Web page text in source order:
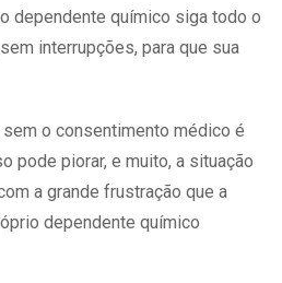
dependente químico siga todo o
interrupções, para que sua
o consentimento médico é
pode piorar, e muito, a situação
a grande frustração que a
dependente químico